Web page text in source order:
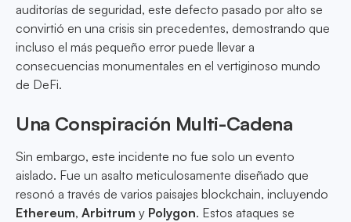
auditorías de seguridad, este defecto pasado por alto se
convirtió en una crisis sin precedentes, demostrando que
incluso el más pequeño error puede llevar a
consecuencias monumentales en el vertiginoso mundo
de DeFi.
Una Conspiración Multi-Cadena
Sin embargo, este incidente no fue solo un evento
aislado. Fue un asalto meticulosamente diseñado que
resonó a través de varios paisajes blockchain, incluyendo
Ethereum, Arbitrum y Polygon. Estos ataques se